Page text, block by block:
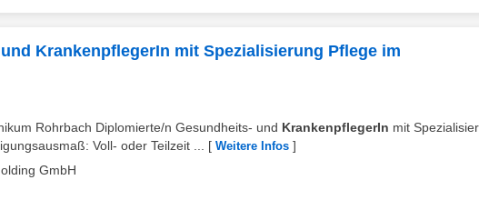
KrankenpflegerIn mit Spezialisierung Pflege im
Rohrbach Diplomierte/n Gesundheits- und KrankenpflegerIn mit
Voll- oder Teilzeit ...
[ Weitere Infos ]
GmbH